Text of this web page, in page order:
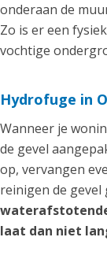
onderaan de
Zo is er een
vochtige
Hydrofuge in
Wanneer je
de gevel
op, vervangen
reinigen de gevel
laat dan niet